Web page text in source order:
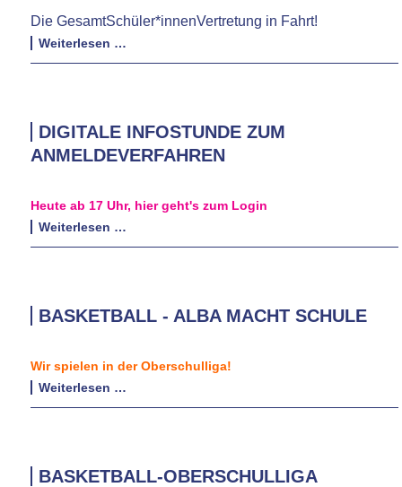
Die GesamtSchüler*innenVertretung in Fahrt!
Weiterlesen …
Fahrt
DIGITALE INFOSTUNDE ZUM
ANMELDEVERFAHREN
Heute ab 17 Uhr, hier geht's zum Login
Weiterlesen …
Infostunde
BASKETBALL - ALBA MACHT SCHULE
Wir spielen in der Oberschulliga!
Weiterlesen …
-
Schule
BASKETBALL-OBERSCHULLIGA